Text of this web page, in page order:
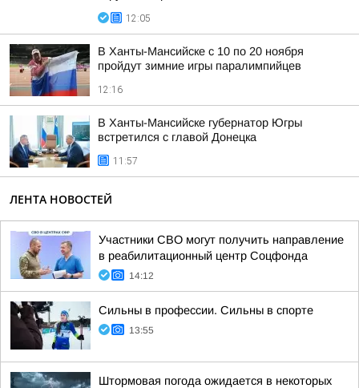
12:05
В Ханты-Мансийске с 10 по 20 ноября
пройдут зимние игры паралимпийцев
12:16
В Ханты-Мансийске губернатор Югры
встретился с главой Донецка
11:57
ЛЕНТА НОВОСТЕЙ
Участники СВО могут получить направление
в реабилитационный центр Соцфонда
14:12
Сильны в профессии. Сильны в спорте
13:55
Штормовая погода ожидается в некоторых